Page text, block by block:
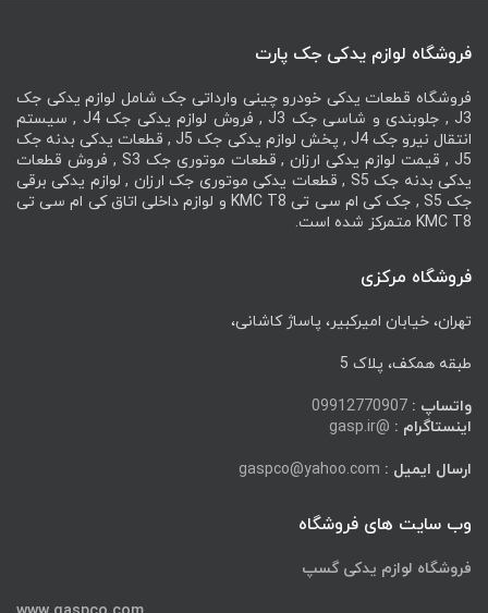
فروشگاه لوازم یدکی جک پارت
فروشگاه قطعات یدکی خودرو چینی وارداتی جک شامل لوازم یدکی جک
J3 , جلوبندی و شاسی جک J3 , فروش لوازم یدکی جک J4 , سیستم
انتقال نیرو جک J4 , پخش لوازم یدکی جک J5 , قطعات یدکی بدنه جک
J5 , قیمت لوازم یدکی ارزان , قطعات موتوری جک S3 , فروش قطعات
یدکی بدنه جک S5 , قطعات یدکی موتوری جک ارزان , لوازم یدکی برقی
جک S5 , جک کی ام سی تی KMC T8 و لوازم داخلی اتاق کی ام سی تی
KMC T8 متمرکز شده است.
فروشگاه مرکزی
تهران، خیابان امیرکبیر، پاساژ کاشانی،
طبقه همکف، پلاک 5
واتساپ : 09912770907
اینستاگرام : @gasp.ir
ارسال ایمیل : gaspco@yahoo.com
وب سایت های فروشگاه
فروشگاه لوازم یدکی گسپ